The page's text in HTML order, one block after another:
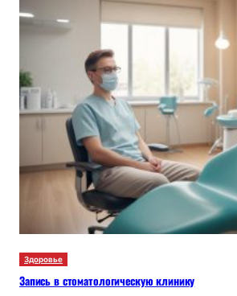
Здоровье
Запись в стоматологическую клинику